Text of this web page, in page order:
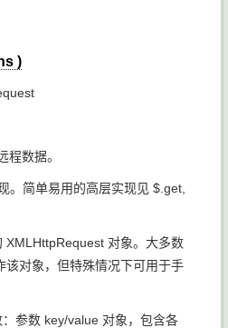
)
程数据。
。简单易用的高层实现见 $.get,
XMLHttpRequest 对象。大多数
该对象，但特殊情况下可用于手
参数 key/value 对象，包含各